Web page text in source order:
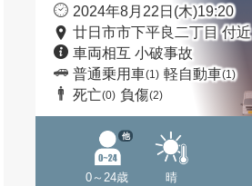
2024年8月22日(木)19:20
廿日市市下平良二丁目 付近
車両相互 小破事故
普通乗用車(1) 軽自動車(1)
死亡(0) 負傷(2)
0～24歳
他
晴